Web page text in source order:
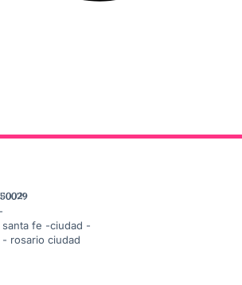
santa fe -ciudad -
- rosario ciudad